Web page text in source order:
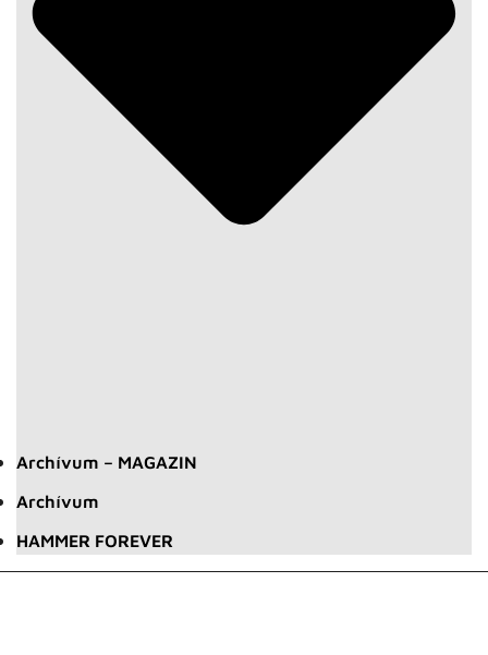
Archívum – MAGAZIN
Archívum
HAMMER FOREVER